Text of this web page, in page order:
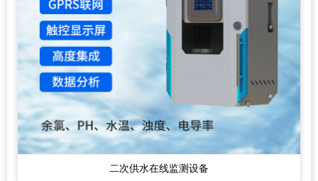
二次供水在线监测设备